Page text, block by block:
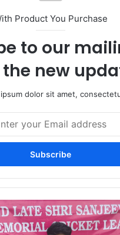
Product You Purchase
to our
new
dolor sit amet,